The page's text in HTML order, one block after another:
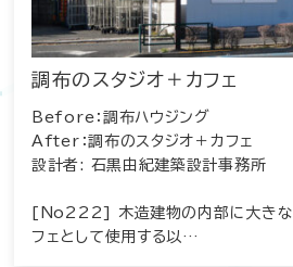
調布のスタジオ＋カフェ
Before：調布ハウジング
After：調布のスタジオ＋カフェ
設計者: 石黒由紀建築設計事務所
[No222] 木造建物の内部に大きな空
フェとして使用する以…